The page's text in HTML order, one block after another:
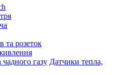
та розеток
Датчики тепла,